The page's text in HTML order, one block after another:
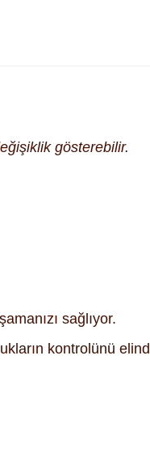
gösterebilir.
sağlıyor.
kontrolünü